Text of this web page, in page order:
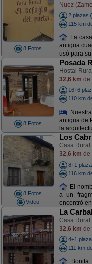
8 Fotos
Nuez
2 plazas
115 km
La
antigua
usó para
8 Fotos
Posada
Hostal
32,6 km de
16+6
110 km
antigua de
la
8 Fotos
Video
Los
Casa Rural
32,6 km de
8+1
116 km
El
a un
encontró
La
Casa Rural
32,6 km de
4+1
111 km